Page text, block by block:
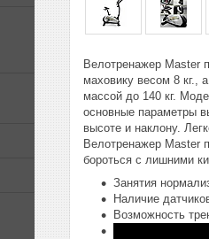
Велотренажер Master
маховику весом 8 кг.,
массой до 140 кг.
основные параметры
высоте и наклону.
Велотренажер Master
бороться с лишними
Занятия
Наличие
Возможность